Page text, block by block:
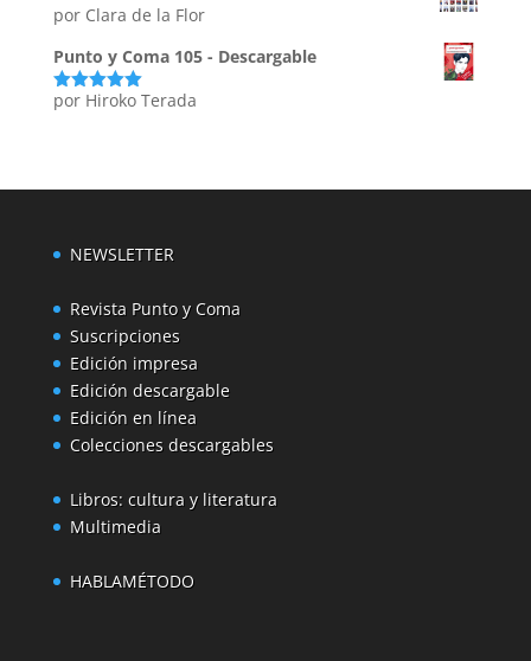
por Clara de la Flor
Punto y Coma 105 - Descargable
Valorado
por Hiroko Terada
NEWSLETTER
Revista Punto y Coma
Suscripciones
Edición impresa
Edición descargable
Edición en línea
Colecciones descargables
Libros: cultura y literatura
Multimedia
HABLAMÉTODO